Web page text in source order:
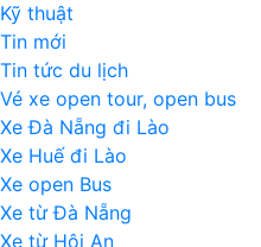
Kỹ thuật
Tin mới
Tin tức du lịch
Vé xe open tour, open bus
Xe Đà Nẵng đi Lào
Xe Huế đi Lào
Xe open Bus
Xe từ Đà Nẵng
Xe từ Hội An